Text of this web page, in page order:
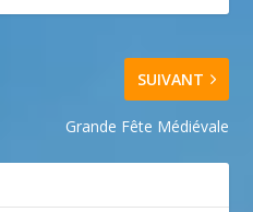
SUIVANT
Grande Fête Médiévale